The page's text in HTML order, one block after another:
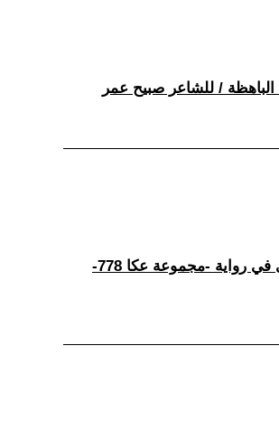
(10) العمل الفدائي في رواية -مجموعة عكا 778-